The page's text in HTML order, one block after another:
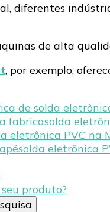
diferentes
de alta
, por exemplo,
de solda
fabricasolda
eletrônica PVC na
solda eletrônica
produto?